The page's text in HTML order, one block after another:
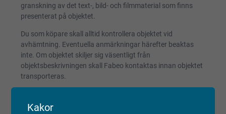
granskning av det text-, bild- och filmmaterial som finns
presenterat på objektet.
Du som köpare skall alltid kontrollera objektet vid
avhämtning. Eventuella anmärkningar härefter beaktas
inte. Om objektet skiljer sig väsentligt från
objektsbeskrivningen skall Fabeo kontaktas innan objektet
transporteras.
reparationsobjekt, har det ej fått en fullständig kontroll eller
Kakor